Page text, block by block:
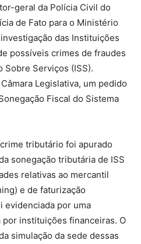
geral da Polícia Civil do
de Fato para o Ministério
das Instituições
possíveis crimes de fraudes
Sobre Serviços (ISS).
Legislativa, um pedido
Fiscal do Sistema
tributário foi apurado
sonegação tributária de ISS
relativas ao mercantil
e de faturização
evidenciada por uma
instituições financeiras. O
simulação da sede dessas